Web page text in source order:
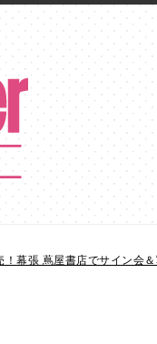
幕張 蔦屋書店でサイン会＆